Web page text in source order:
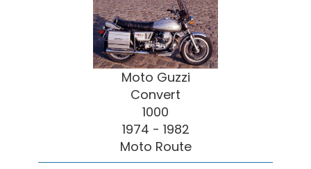
Moto Guzzi
Convert
1000
1974 - 1982
Moto Route